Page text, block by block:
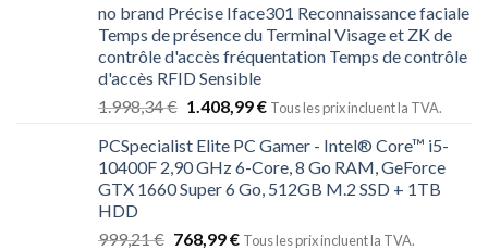
no brand Précise Iface301 Reconnaissance faciale
Temps de présence du Terminal Visage et ZK de
contrôle d'accès fréquentation Temps de contrôle
d'accès RFID Sensible
1.998,34€ 1.408,99€ Tous les prix incluent la TVA.
PCSpecialist Elite PC Gamer - Intel® Core™ i5-
10400F 2,90 GHz 6-Core, 8 Go RAM, GeForce
GTX 1660 Super 6 Go, 512GB M.2 SSD + 1TB
HDD
999,21€ 768,99€ Tous les prix incluent la TVA.